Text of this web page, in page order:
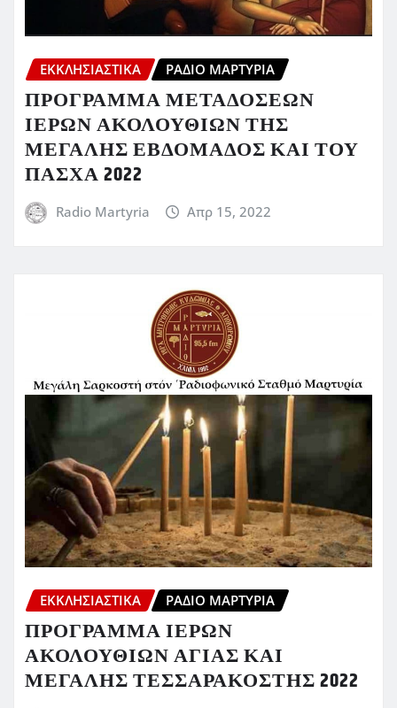
ΕΚΚΛΗΣΙΑΣΤΙΚΆ ΡΆΔΙΟ ΜΑΡΤΥΡΊΑ
ΠΡΟΓΡΑΜΜΑ ΜΕΤΑΔΟΣΕΩΝ
ΙΕΡΩΝ ΑΚΟΛΟΥΘΙΩΝ ΤΗΣ
ΜΕΓΑΛΗΣ ΕΒΔΟΜΑΔΟΣ ΚΑΙ ΤΟΥ
ΠΑΣΧΑ 2022
Radio Martyria Απρ 15, 2022
ΕΚΚΛΗΣΙΑΣΤΙΚΆ ΡΆΔΙΟ ΜΑΡΤΥΡΊΑ
ΠΡΟΓΡΑΜΜΑ ΙΕΡΩΝ
ΑΚΟΛΟΥΘΙΩΝ ΑΓΙΑΣ ΚΑΙ
ΜΕΓΑΛΗΣ ΤΕΣΣΑΡΑΚΟΣΤΗΣ 2022